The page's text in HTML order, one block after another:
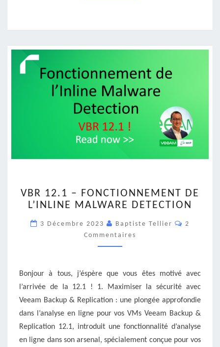
12.1
–
DE
L’INLINE
MALWARE
VBR 12.1 – FONCTIONNEMENT DE
L’INLINE MALWARE DETECTION
3 Décembre 2023 Baptiste Tellier
2
Commentaires
Bonjour à tous, j’éspère que vous êtes motivé avec
l’arrivée de la 12.1 ! 1. Maximiser la sécurité avec
Veeam Backup & Replication : une plongée approfondie
dans l’analyse en ligne pour vos VMs Veeam Backup &
Replication 12.1, introduit une fonctionnalité d’analyse
en ligne dans son arsenal, spécialement conçue pour vos